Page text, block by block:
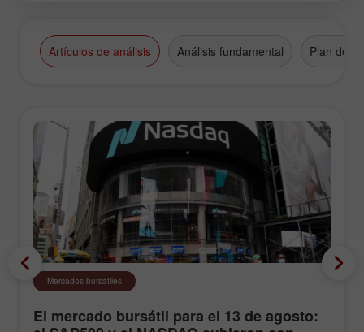
Artículos de análisis Análisis fundamental Plan de
Mercados bursátiles
El mercado bursátil para el 13 de agosto: